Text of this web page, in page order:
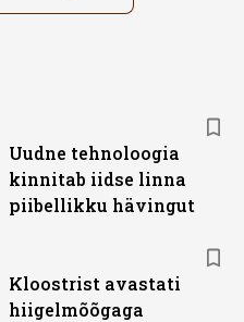
Uudne tehnoloogia
kinnitab iidse linna
piibellikku hävingut
Kloostrist avastati
hiigelmõõgaga